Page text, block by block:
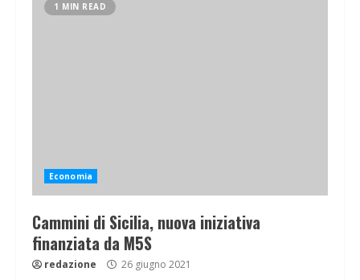
1 MIN READ
Economia
Cammini di Sicilia, nuova iniziativa
finanziata da M5S
redazione 26 giugno 2021